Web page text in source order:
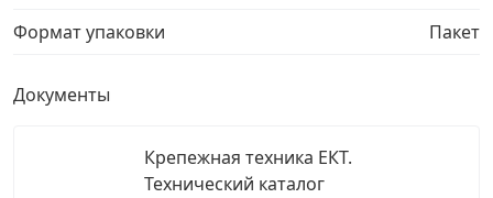
Формат упаковки
Пакет
Документы
Крепежная техника ЕКТ.
Технический каталог